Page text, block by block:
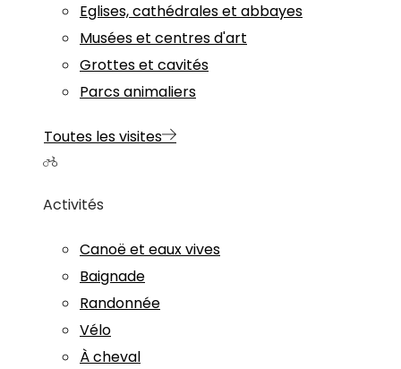
Eglises, cathédrales et abbayes
Musées et centres d'art
Grottes et cavités
Parcs animaliers
Toutes les visites
Activités
Canoë et eaux vives
Baignade
Randonnée
Vélo
À cheval